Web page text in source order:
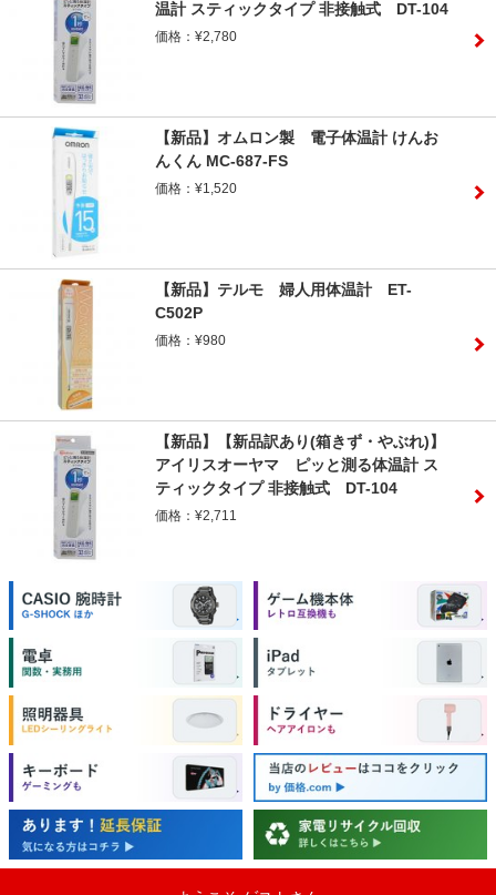
温計 スティックタイプ 非接触式 DT-104
価格：¥2,780
【新品】オムロン製 電子体温計 けんお
んくん MC-687-FS
価格：¥1,520
【新品】テルモ 婦人用体温計 ET-
C502P
価格：¥980
【新品】【新品訳あり(箱きず・やぶれ)】
アイリスオーヤマ ピッと測る体温計 ス
ティックタイプ 非接触式 DT-104
価格：¥2,711